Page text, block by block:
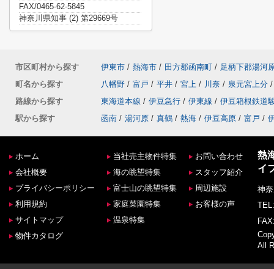
FAX/0465-62-5845
神奈川県知事 (2) 第29669号
市区町村から探す 伊東市 / 熱海市 / 田方郡函南町 / 足柄下郡湯河
町名から探す
八幡野 / 富戸 / 平井 / 宮上 / 川奈 / 泉元宮上分 /
路線から探す
東海道本線 / 伊豆急行 / 伊東線 / 伊豆箱根鉄道
駅から探す
函南 / 湯河原 / 真鶴 / 熱海 / 伊豆高原 / 富戸 /
ホーム
会社概要
プライバシーポリシー
利用規約
サイトマップ
物件カタログ
当社売主物件特集
海の眺望特集
富士山の眺望特集
家庭菜園特集
温泉特集
お問い合わせ
スタッフ紹介
周辺施設
お客様の声
熱
イ
神
All